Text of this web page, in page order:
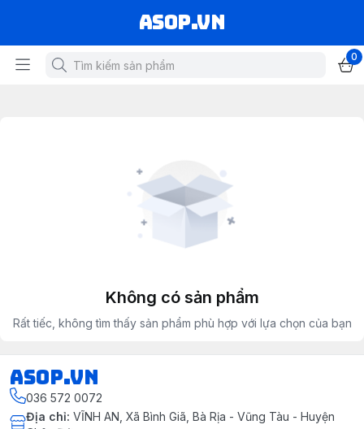
asop.vn
0
Không có sản phẩm
Rất tiếc, không tìm thấy sản phẩm phù hợp với lựa chọn của bạn
asop.vn
036 572 0072
Địa chỉ: VĨNH AN, Xã Bình Giã, Bà Rịa - Vũng Tàu - Huyện